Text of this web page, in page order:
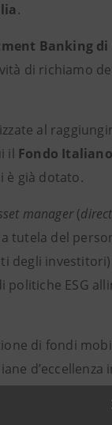
.
Banking di
di richiamo
al
il Fondo
è già dotato.
manager(
tutela del
degli
ESG
di fondi
sistema